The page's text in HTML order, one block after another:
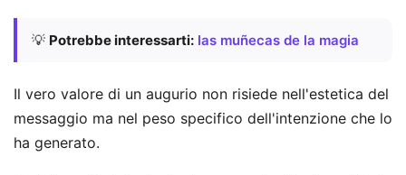
💡 Potrebbe interessarti: las muñecas de la magia
Il vero valore di un augurio non risiede nell'estetica del
messaggio ma nel peso specifico dell'intenzione che lo
ha generato.